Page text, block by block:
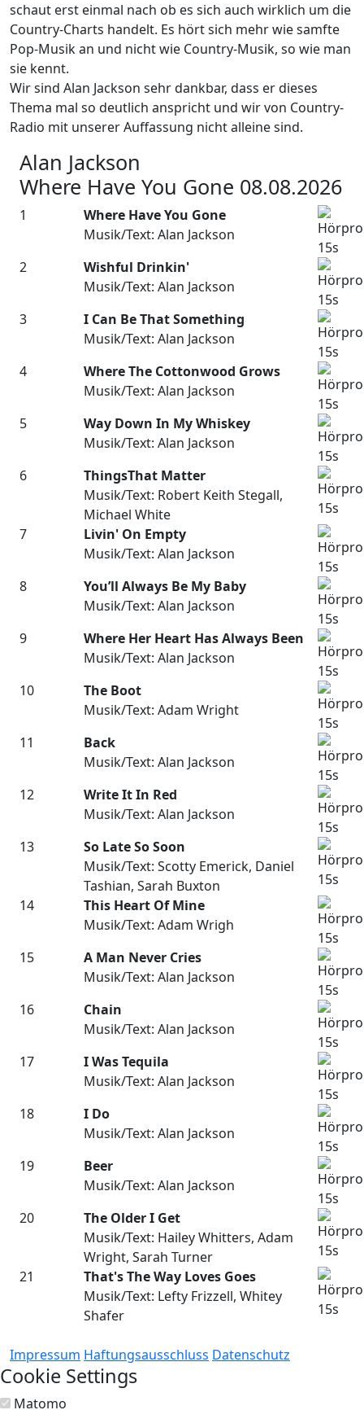
schaut erst einmal nach ob es sich auch wirklich um die
Country-Charts handelt. Es hört sich mehr wie samfte
Pop-Musik an und nicht wie Country-Musik, so wie man
sie kennt.
Wir sind Alan Jackson sehr dankbar, dass er dieses
Thema mal so deutlich anspricht und wir von Country-
Radio mit unserer Auffassung nicht alleine sind.
Alan Jackson
Where Have You Gone 08.08.2026
1
Where Have You Gone
Musik/Text: Alan Jackson
2
Wishful Drinkin'
Musik/Text: Alan Jackson
3
I Can Be That Something
Musik/Text: Alan Jackson
4
Where The Cottonwood Grows
Musik/Text: Alan Jackson
5
Way Down In My Whiskey
Musik/Text: Alan Jackson
6
ThingsThat Matter
Musik/Text: Robert Keith Stegall,
Michael White
7
Livin' On Empty
Musik/Text: Alan Jackson
8
You’ll Always Be My Baby
Musik/Text: Alan Jackson
9
Where Her Heart Has Always Been
Musik/Text: Alan Jackson
10
The Boot
Musik/Text: Adam Wright
11
Back
Musik/Text: Alan Jackson
12
Write It In Red
Musik/Text: Alan Jackson
13
So Late So Soon
Musik/Text: Scotty Emerick, Daniel
Tashian, Sarah Buxton
14
This Heart Of Mine
Musik/Text: Adam Wrigh
15
A Man Never Cries
Musik/Text: Alan Jackson
16
Chain
Musik/Text: Alan Jackson
17
I Was Tequila
Musik/Text: Alan Jackson
18
I Do
Musik/Text: Alan Jackson
19
Beer
Musik/Text: Alan Jackson
20
The Older I Get
Musik/Text: Hailey Whitters, Adam
Wright, Sarah Turner
21
That's The Way Loves Goes
Musik/Text: Lefty Frizzell, Whitey
Shafer
Impressum Haftungsausschluss Datenschutz
Cookie Settings
Matomo